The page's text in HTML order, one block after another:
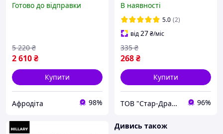
Hillary
Готово до відправки
2 610₴
5 220 ₴
Купити
Афродіта 98%
ефектом Hillary Anti-
cellulite Bandage Cooling
Effect
В наявності
5.0 (2)
від27₴/міс
268₴
335 ₴
Купити
ТОВ "Стар-Драйв" 96%
Дивись також